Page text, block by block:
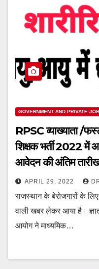
GOVERNMENT AND PRIVATE
RPSC व्याख्याता /
शिक्षक भर्ती 2022 में
आवेदन की अंतिम
APRIL 29, 2022
राजस्थान के बेरोजगारों के
वाली खबर लेकर आया है।
आयोग ने माध्यमिक…